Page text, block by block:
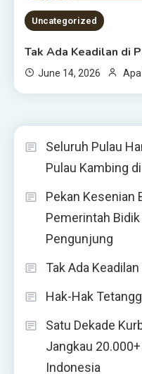
Uncategorized
Tak Ada Keadilan di
June 14, 2026
Seluruh Pulau
Pulau Kambing
Pekan Kesenian
Pemerintah
Pengunjung
Tak Ada
Hak-Hak
Satu Dekade
Jangkau
Indonesia